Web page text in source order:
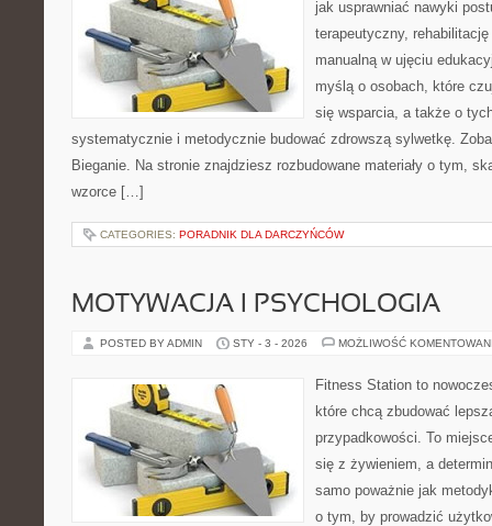
jak usprawniać nawyki
terapeutyczny,
manualną w ujęciu
myślą o osobach, które
się wsparcia, a także o
systematycznie i metodycznie budować zdrowszą sylwetkę.
Bieganie. Na stronie znajdziesz rozbudowane materiały o tym,
wzorce […]
CATEGORIES: PORADNIK DLA DARCZYŃCÓW
MOTYWACJA I PSYCHOLOGIA
POSTED BY ADMIN STY - 3 - 2026 MOŻLIWOŚĆ
Fitness Station to
które chcą zbudować
przypadkowości. To
się z żywieniem, a
samo poważnie jak
o tym, by prowadzić